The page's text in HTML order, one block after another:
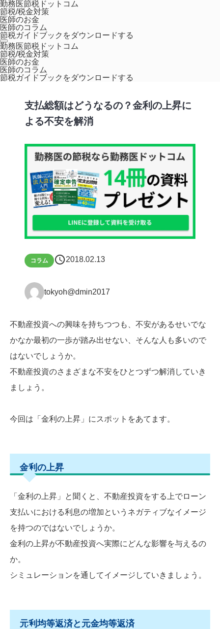
勤務医節税ドットコム
節税/税金対策
医師のお金
医師のコラム
節税ガイドブックをダウンロードする
勤務医節税ドットコム
節税/税金対策
医師のお金
医師のコラム
節税ガイドブックをダウンロードする
ホーム コラム 支払総額はどうなるの？金利の上昇による不安を解消
不動産投資入門
支払総額はどうなるの？金利の上昇に
よる不安を解消
コラム schedule2018.02.13
tokyoh@dmin2017
不動産投資への興味を持ちつつも、不安があるせいでな
かなか最初の一歩が踏み出せない、そんな人も多いので
はないでしょうか。
不動産投資のさまざまな不安をひとつずつ解消していき
ましょう。
今回は「金利の上昇」にスポットをあてます。
金利の上昇
「金利の上昇」と聞くと、不動産投資をする上でローン
支払いにおける利息の増加というネガティブなイメージ
を持つのではないでしょうか。
金利の上昇が不動産投資へ実際にどんな影響を与えるの
か。
シミュレーションを通してイメージしていきましょう。
元利均等返済と元金均等返済